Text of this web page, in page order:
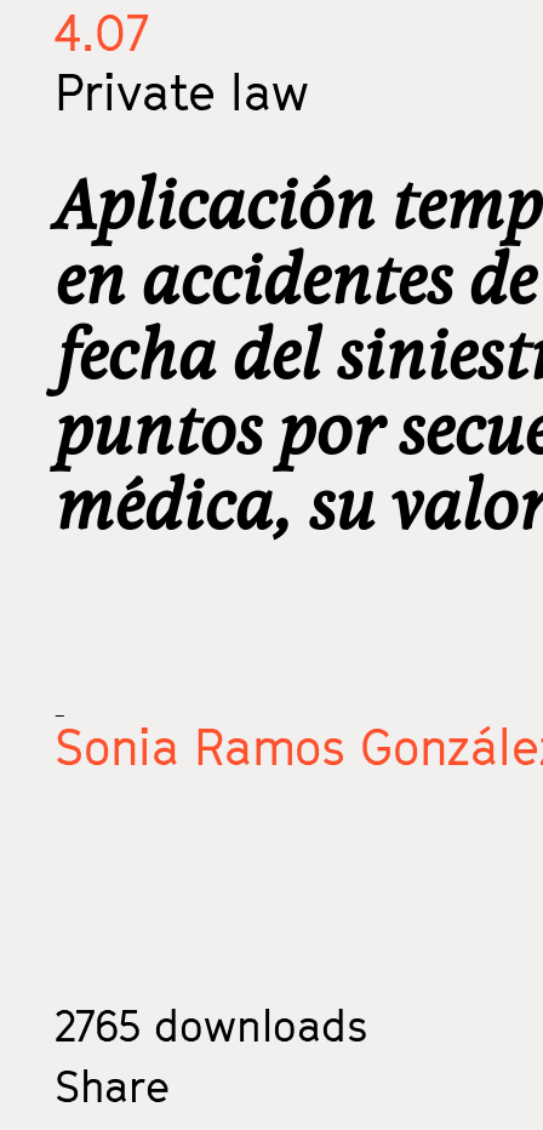
4.07
Private law
Aplicación
en accidentes
fecha del
puntos por
médica, su
_
Sonia Ramos
2765 downloads
Share